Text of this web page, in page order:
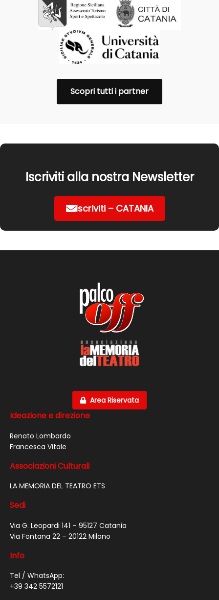
Scopri tutti i partner
Iscriviti alla nostra Newsletter
Iscriviti – CATANIA
Area Riservata
Ideazione e direzione
Renato Lombardo
Francesca Vitale
Associazioni Culturali
LA MEMORIA DEL TEATRO ETS
Sedi
Via G. Leopardi 141 – 95127 Catania
Via Fontana 22 – 20122 Milano
Info
Tel / WhatsApp:
+39 342 5572121